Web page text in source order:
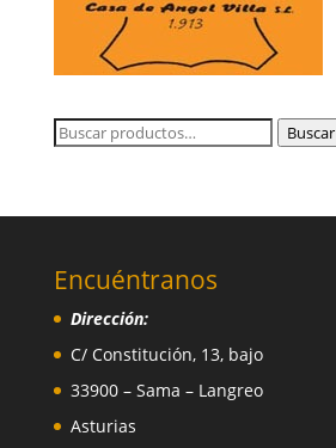
Buscar
Buscar
Encuéntranos
Dirección:
C/ Constitución, 13, bajo
33900 – Sama – Langreo
Asturias